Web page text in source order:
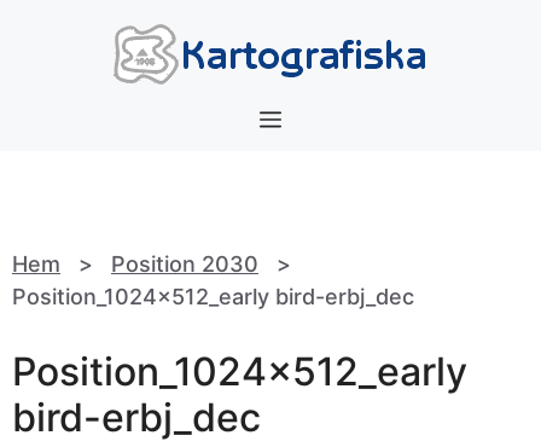
Meny
Hem > Position 2030 >
Position_1024x512_early bird-erbj_dec
Position_1024x512_early
bird-erbj_dec